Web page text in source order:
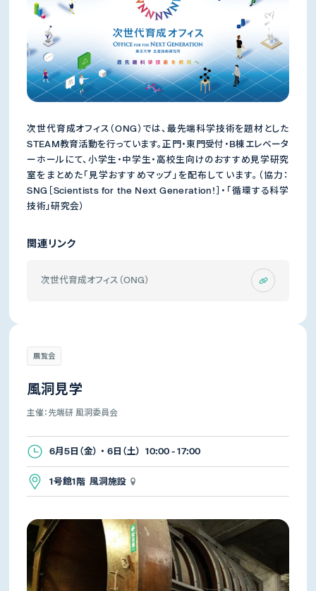
次世代育成オフィス（ONG）では、最先端科学技術を題材とした
STEAM教育活動を行っています。正門・東門受付・B棟エレベータ
ーホールにて、小学生・中学生・高校生向けのおすすめ見学研究
室をまとめた「見学おすすめマップ」を配布しています。（協力：
SNG［Scientists for the Next Generation!］・「循環する科学
技術」研究会）
関連リンク
次世代育成オフィス（ONG）
展覧会
風洞見学
主催：先端研 風洞委員会
6月5日（金） ・ 6日（土） 10:00 - 17:00
1号館1階 風洞施設